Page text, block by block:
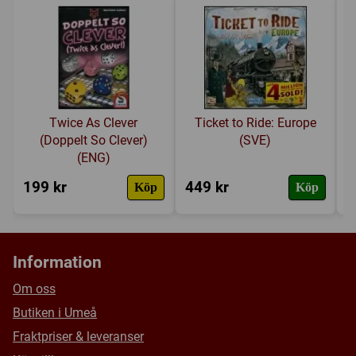
Efter ett visst antal spelrundor avslutas spelomgången och
den spelare som har lyckats samla flest poäng vinner.
Twice As Clever
(Doppelt So Clever)
(ENG)
199 kr Köp
Ticket to Ride: Europe
(SVE)
449 kr Köp
Information
Om oss
Butiken i Umeå
Fraktpriser & leveranser